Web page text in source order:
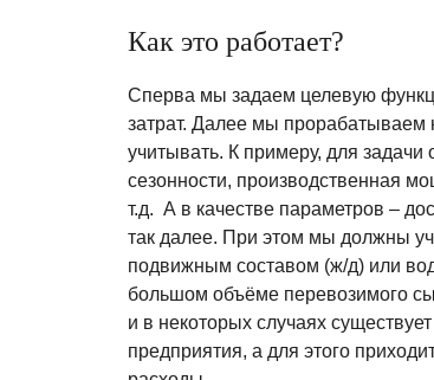
Как это работает?
Сперва мы задаем целевую
затрат. Далее мы прорабатываем
учитывать. К примеру, для
сезонности, производственная
т.д. А в качестве параметров –
так далее. При этом мы должны
подвижным составом (ж/д) или
большом объёме перевозимого
и в некоторых случаях
предприятия, а для этого